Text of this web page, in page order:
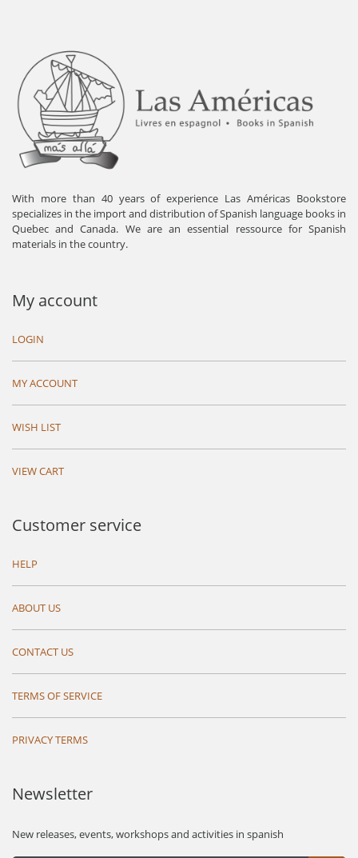
With more than 40 years of experience Las Américas Bookstore
specializes in the import and distribution of Spanish language books in
Quebec and Canada. We are an essential ressource for Spanish
materials in the country.
My account
LOGIN
MY ACCOUNT
WISH LIST
VIEW CART
Customer service
HELP
ABOUT US
CONTACT US
TERMS OF SERVICE
PRIVACY TERMS
Newsletter
New releases, events, workshops and activities in spanish